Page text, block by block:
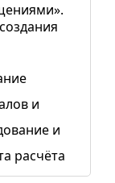
и
и
расчёта